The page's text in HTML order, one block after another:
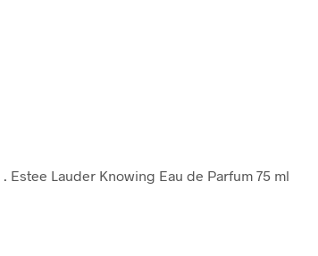
. Estee Lauder Knowing Eau de Parfum 75 ml